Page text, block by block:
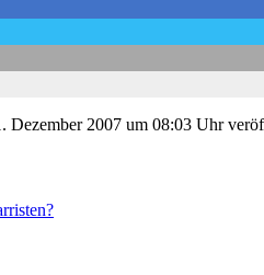
Dezember 2007 um 08:03 Uhr